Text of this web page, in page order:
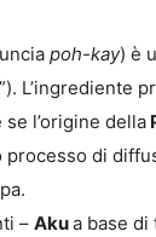
poh-kay) è
”). L’ingrediente
l’origine della
processo di
– Akua base